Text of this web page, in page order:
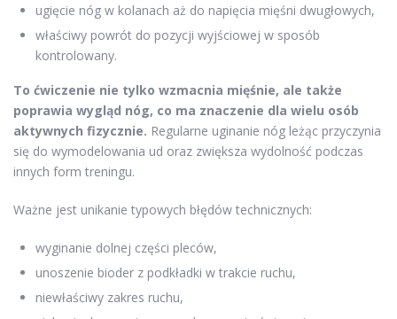
ugięcie nóg w kolanach aż do napięcia mięśni dwugłowych,
właściwy powrót do pozycji wyjściowej w sposób
kontrolowany.
To ćwiczenie nie tylko wzmacnia mięśnie, ale także
poprawia wygląd nóg, co ma znaczenie dla wielu osób
aktywnych fizycznie. Regularne uginanie nóg leżąc przyczynia
się do wymodelowania ud oraz zwiększa wydolność podczas
innych form treningu.
Ważne jest unikanie typowych błędów technicznych:
wyginanie dolnej części pleców,
unoszenie bioder z podkładki w trakcie ruchu,
niewłaściwy zakres ruchu,